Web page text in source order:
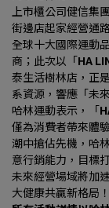
上市櫃公司健信集
街邊店起家經營通
全球十大國際運動
商；此次以「HA
泰生活樹林店，正
系資源，響應「未
哈林運動表示，「
僅為消費者帶來體
潮中搶佔先機，哈
意行銷能力，目標
未來經營場域將加
大健康共贏新格局！